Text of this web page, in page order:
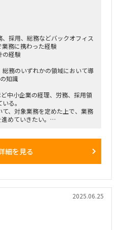
採用、総務などバックオフィス
務に携わった経験
の経験
総務のいずれかの領域において導
知識
中小企業の経理、労務、採用領
る。
て、対象業務を定めた上で、業務
めていきたい。
細を見る
2025.06.25